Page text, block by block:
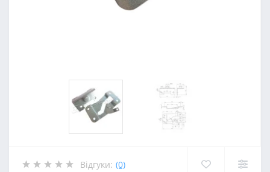
Відгуки: (0)